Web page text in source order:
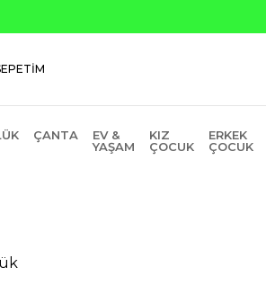
ÇANTA
EV &
YAŞAM
KIZ
ÇOCUK
ERKEK
ÇOCUK